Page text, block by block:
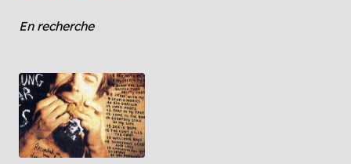
En recherche